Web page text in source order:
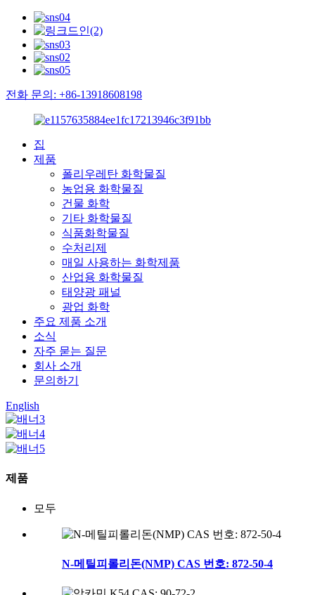
전화 문의: +86-13918608198
집
제품
폴리우레탄 화학물질
농업용 화학물질
건물 화학
기타 화학물질
식품화학물질
수처리제
매일 사용하는 화학제품
산업용 화학물질
태양광 패널
광업 화학
주요 제품 소개
소식
자주 묻는 질문
회사 소개
문의하기
English
제품
모두
N-메틸피롤리돈(NMP) CAS 번호: 872-50-4